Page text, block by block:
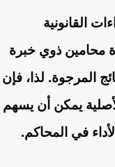
القانونية
محامين ذوي خبرة
المرجوة. لذا، فإن
يمكن أن يسهم
في المحاكم.